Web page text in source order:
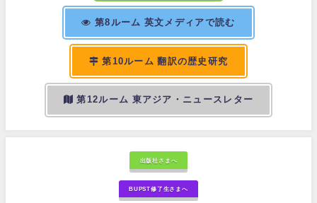
第8ルーム 英文メディアで読む
第10ルーム 翻訳の歴史研究
第12ルーム 東アジア・ニュースレター
出版社さまへ
BUPST修了生さまへ